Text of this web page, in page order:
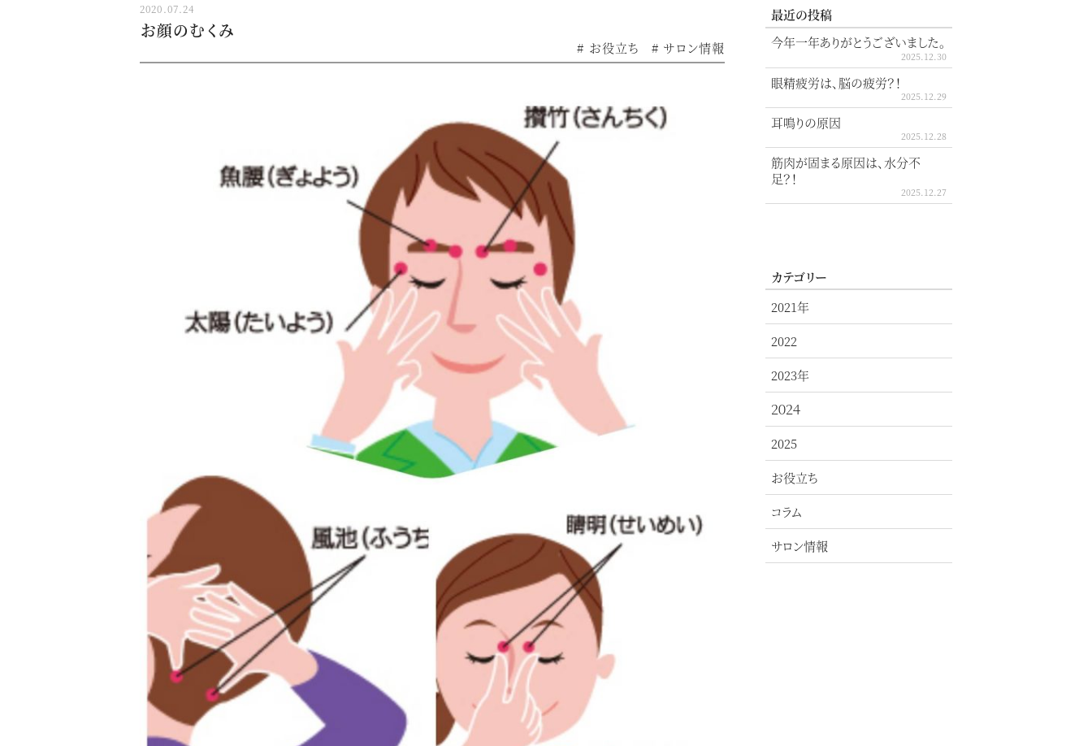
2020.07.24
お顔のむくみ
# お役立ち # サロン情報
最近の投稿
今年一年ありがとうございました。
2025.12.30
眼精疲労は、脳の疲労？！
2025.12.29
耳鳴りの原因
2025.12.28
筋肉が固まる原因は、水分不
足？！
2025.12.27
カテゴリー
2021年
2022
2023年
２０２４
2025
お役立ち
コラム
サロン情報